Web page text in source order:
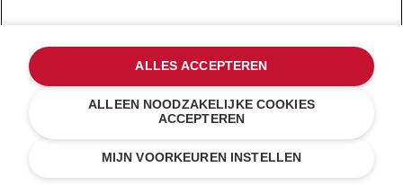
€ 83,30 € 119,00
Kosten besparen€ 35,70
MIJN VOORKEUREN INSTELLEN
ALLEEN NOODZAKELIJKE COOKIES
ACCEPTEREN
ALLES ACCEPTEREN